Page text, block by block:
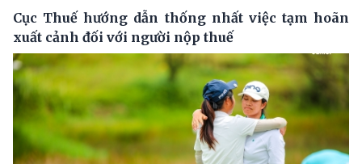
Cục Thuế hướng dẫn thống nhất việc tạm hoãn
xuất cảnh đối với người nộp thuế